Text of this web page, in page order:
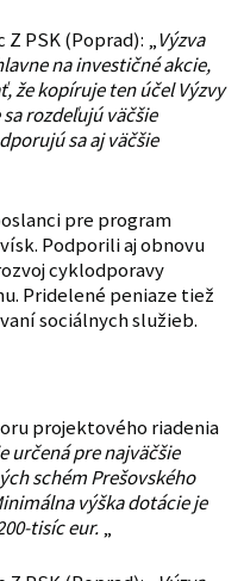
Z PSK (Poprad): „Výzva
na investičné akcie,
že kopíruje ten účel Výzvy
rozdeľujú väčšie
sa aj väčšie
pre program
Podporili aj obnovu
cyklodporavy
Pridelené peniaze tiež
sociálnych služieb.
projektového riadenia
určená pre najväčšie
schém Prešovského
výška dotácie je
tisíc eur.„